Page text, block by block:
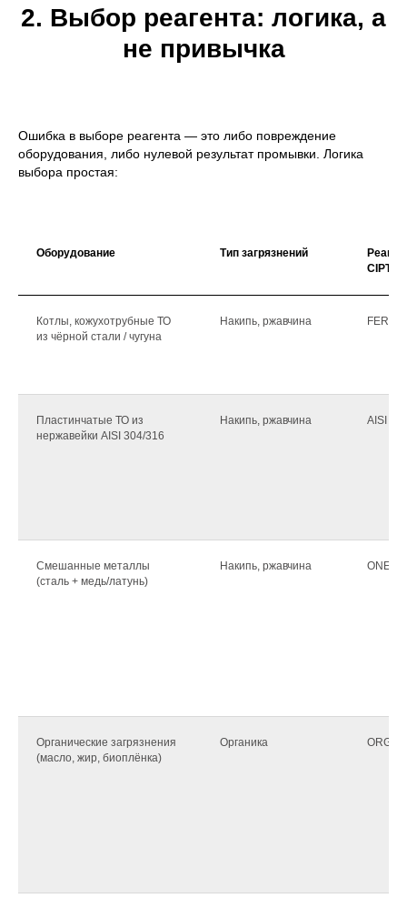
2. Выбор реагента: логика, а
не привычка
Ошибка в выборе реагента — это либо повреждение
оборудования, либо нулевой результат промывки. Логика
выбора простая:
Оборудование Тип загрязнений
CIPTEC
Котлы, кожухотрубные ТО
из чёрной стали / чугуна
Накипь, ржавчина
Пластинчатые ТО из
нержавейки AISI 304/316
Накипь, ржавчина AISI
Смешанные металлы
(сталь + медь/латунь)
Накипь, ржавчина ONE
Органические загрязнения
(масло, жир, биоплёнка)
Органика